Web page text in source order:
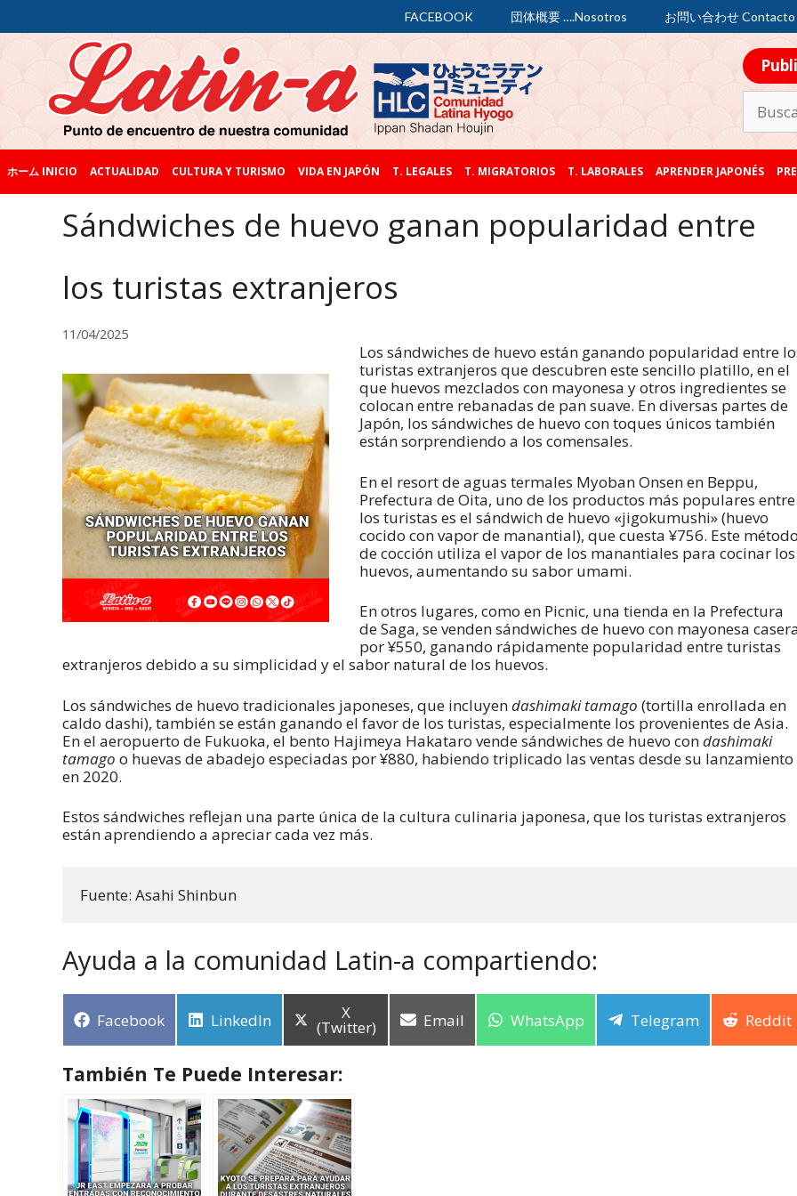
FACEBOOK 団体概要 ….Nosotros お問い合わせ Contacto
ホーム INICIO ACTUALIDAD CULTURA Y TURISMO VIDA EN JAPÓN T. LEGALES T. MIGRATORIOS T. LABORALES APRENDER JAPONÉS
Sándwiches de huevo ganan popularidad entre
los turistas extranjeros
11/04/2025
Los sándwiches de huevo están ganando popularidad entre
turistas extranjeros que descubren este sencillo platillo, en el
que huevos mezclados con mayonesa y otros ingredientes se
colocan entre rebanadas de pan suave. En diversas partes de
Japón, los sándwiches de huevo con toques únicos también
están sorprendiendo a los comensales.
En el resort de aguas termales Myoban Onsen en Beppu,
Prefectura de Oita, uno de los productos más populares entre
los turistas es el sándwich de huevo «jigokumushi» (huevo
cocido con vapor de manantial), que cuesta ¥756. Este
de cocción utiliza el vapor de los manantiales para cocinar los
huevos, aumentando su sabor umami.
En otros lugares, como en Picnic, una tienda en la Prefectura
de Saga, se venden sándwiches de huevo con mayonesa
por ¥550, ganando rápidamente popularidad entre turistas
extranjeros debido a su simplicidad y el sabor natural de los huevos.
Los sándwiches de huevo tradicionales japoneses, que incluyendashimaki tamago (tortilla enrollada en
caldo dashi), también se están ganando el favor de los turistas, especialmente los provenientes de Asia.
En el aeropuerto de Fukuoka, el bento Hajimeya Hakataro vende sándwiches de huevo condashimaki
tamago o huevas de abadejo especiadas por ¥880, habiendo triplicado las ventas desde su lanzamiento
en 2020.
Estos sándwiches reflejan una parte única de la cultura culinaria japonesa, que los turistas extranjeros
están aprendiendo a apreciar cada vez más.
Fuente: Asahi Shinbun
Ayuda a la comunidad Latin-a compartiendo:
Facebook LinkedIn X
(Twitter) Email WhatsApp Telegram Reddit
También Te Puede Interesar: